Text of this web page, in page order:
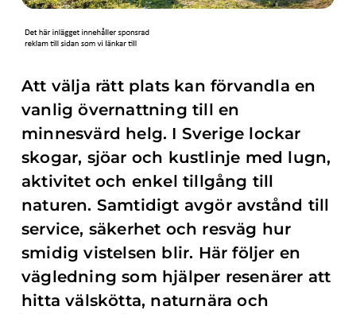
Att välja rätt plats kan förvandla en
vanlig övernattning till en
minnesvärd helg. I Sverige lockar
skogar, sjöar och kustlinje med lugn,
aktivitet och enkel tillgång till
naturen. Samtidigt avgör avstånd till
service, säkerhet och resväg hur
smidig vistelsen blir. Här följer en
vägledning som hjälper resenärer att
hitta välskötta, naturnära och